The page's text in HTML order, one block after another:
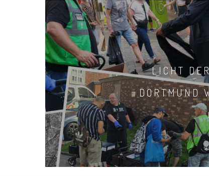
LICHT
DORTMUND